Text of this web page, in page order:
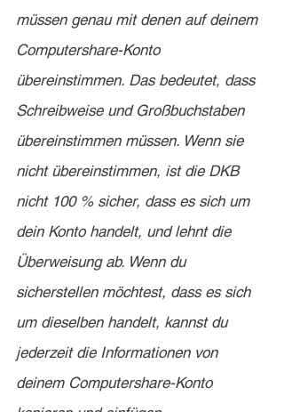
müssen genau mit denen auf deinem
Computershare-Konto
übereinstimmen. Das bedeutet, dass
Schreibweise und Großbuchstaben
übereinstimmen müssen. Wenn sie
nicht übereinstimmen, ist die DKB
nicht 100 % sicher, dass es sich um
dein Konto handelt, und lehnt die
Überweisung ab. Wenn du
sicherstellen möchtest, dass es sich
um dieselben handelt, kannst du
jederzeit die Informationen von
deinem Computershare-Konto